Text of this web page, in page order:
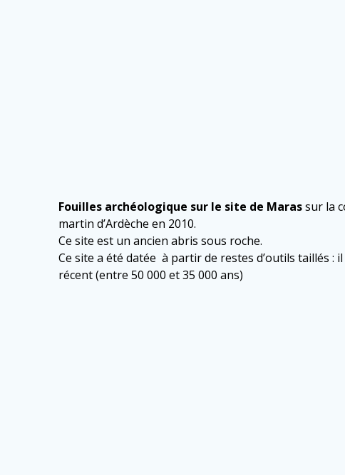
Fouilles archéologique sur le site de Marassur la
martin d’Ardèche en 2010.
Ce site est un ancien abris sous roche.
Ce site a été datée à partir de restes d’outils taillés :
récent (entre 50 000 et 35 000 ans)